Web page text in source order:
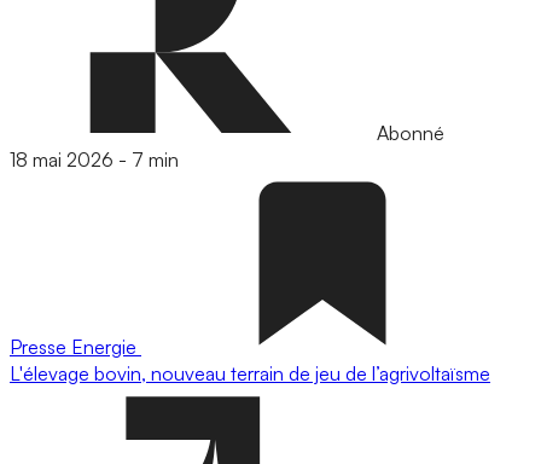
Abonné
18 mai 2026 - 7 min
Presse Energie
L'élevage bovin, nouveau terrain de jeu de l’agrivoltaïsme